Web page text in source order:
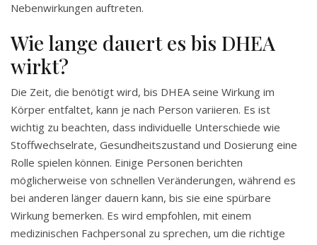
Nebenwirkungen auftreten.
Wie lange dauert es bis DHEA
wirkt?
Die Zeit, die benötigt wird, bis DHEA seine Wirkung im
Körper entfaltet, kann je nach Person variieren. Es ist
wichtig zu beachten, dass individuelle Unterschiede wie
Stoffwechselrate, Gesundheitszustand und Dosierung eine
Rolle spielen können. Einige Personen berichten
möglicherweise von schnellen Veränderungen, während es
bei anderen länger dauern kann, bis sie eine spürbare
Wirkung bemerken. Es wird empfohlen, mit einem
medizinischen Fachpersonal zu sprechen, um die richtige